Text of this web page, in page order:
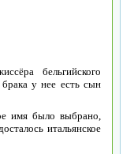
бельгийского
у нее есть сын
имя было выбрано,
итальянское